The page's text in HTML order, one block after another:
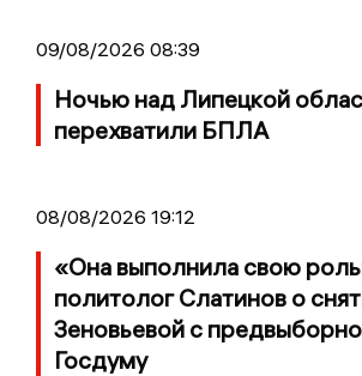
09/08/2026 08:39
Ночью над Липецкой
перехватили БПЛА
08/08/2026 19:12
«Она выполнила свою
политолог Слатинов о
Зеновьевой с
Госдуму